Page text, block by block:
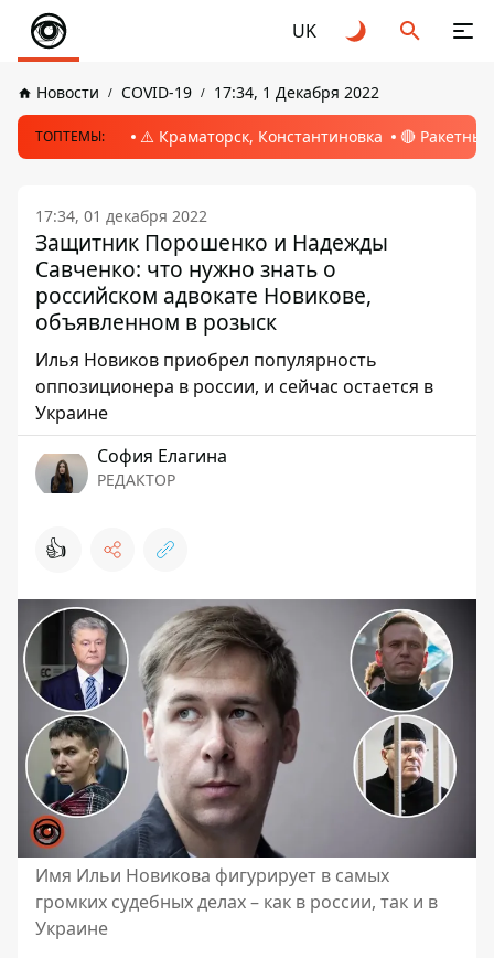
UK
Новости COVID-19 17:34, 1 Декабря 2022
ТОПТЕМЫ: ⚠️ Краматорск, Константиновка 🔴
17:34, 01 декабря 2022
Защитник Порошенко и Надежды
Савченко: что нужно знать о
российском адвокате Новикове,
объявленном в розыск
Илья Новиков приобрел популярность
оппозиционера в россии, и сейчас остается в
Украине
София Елагина
РЕДАКТОР
👍
Имя Ильи Новикова фигурирует в самых
громких судебных делах – как в россии, так и в
Украине